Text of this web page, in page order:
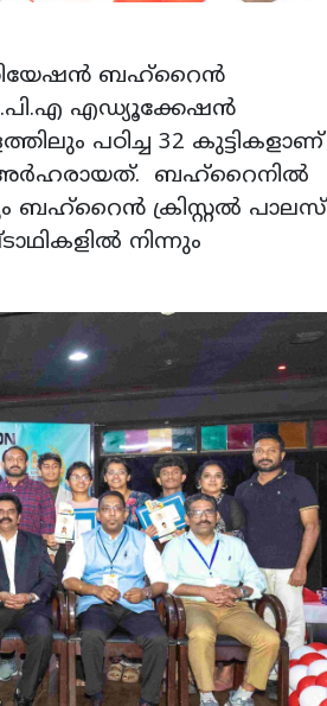
ബഹ്റൈന്‍
എഡ്യൂക്കേഷന്‍
പഠിച്ച 32 കുട്ടികളാണ്
ബഹ്റൈനില്‍
ബഹ്റൈന്‍ ക്രിസ്റ്റല്‍ പാലസ്
നിന്നും